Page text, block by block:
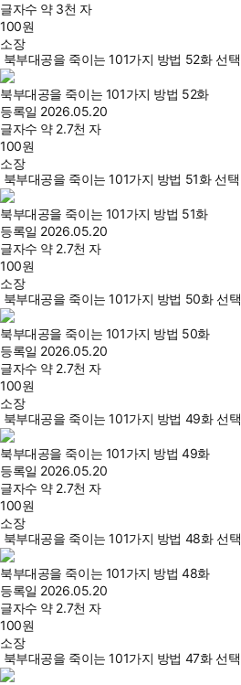
글자수 약 3천 자
100원
소장
북부대공을 죽이는 101가지 방법 52화 선택
북부대공을 죽이는 101가지 방법 52화
등록일 2026.05.20
글자수 약 2.7천 자
100원
소장
북부대공을 죽이는 101가지 방법 51화 선택
북부대공을 죽이는 101가지 방법 51화
등록일 2026.05.20
글자수 약 2.7천 자
100원
소장
북부대공을 죽이는 101가지 방법 50화 선택
북부대공을 죽이는 101가지 방법 50화
등록일 2026.05.20
글자수 약 2.7천 자
100원
소장
북부대공을 죽이는 101가지 방법 49화 선택
북부대공을 죽이는 101가지 방법 49화
등록일 2026.05.20
글자수 약 2.7천 자
100원
소장
북부대공을 죽이는 101가지 방법 48화 선택
북부대공을 죽이는 101가지 방법 48화
등록일 2026.05.20
글자수 약 2.7천 자
100원
소장
북부대공을 죽이는 101가지 방법 47화 선택